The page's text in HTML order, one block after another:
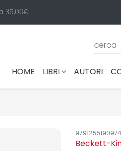
35,00€
HOME (CURRENT)
LIBRI AUTORI
9791255190974
Beckett-